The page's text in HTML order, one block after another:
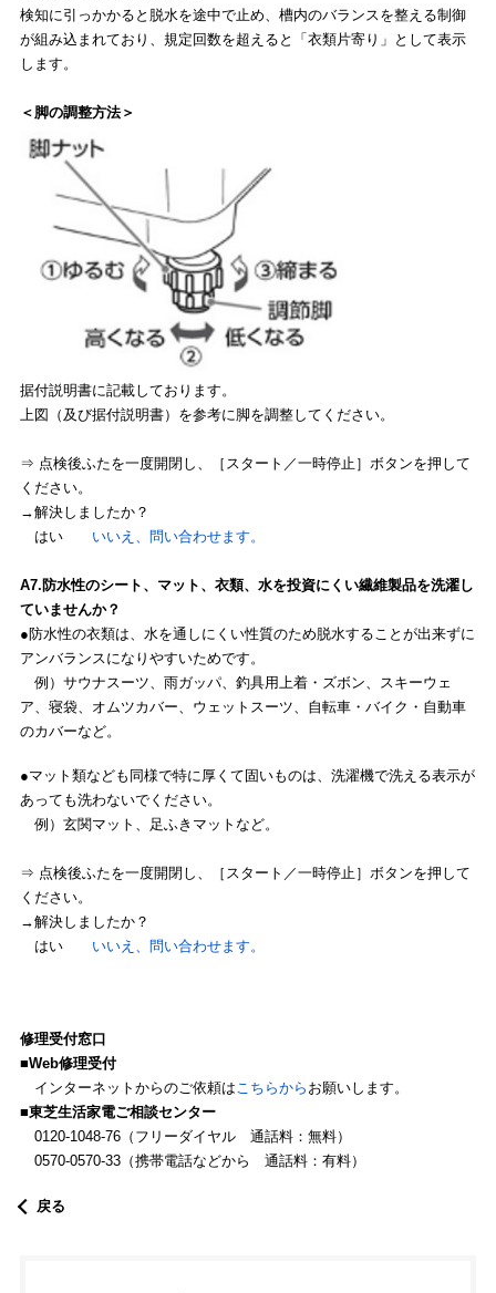
検知に引っかかると脱水を途中で止め、槽内のバランスを整える制御
が組み込まれており、規定回数を超えると「衣類片寄り」として表示
します。
＜脚の調整方法＞
据付説明書に記載しております。
上図（及び据付説明書）を参考に脚を調整してください。
⇒ 点検後ふたを一度開閉し、［スタート／一時停止］ボタンを押して
ください。
→解決しましたか？
はい いいえ、問い合わせます。
A7.防水性のシート、マット、衣類、水を投資にくい繊維製品を洗濯し
ていませんか？
●防水性の衣類は、水を通しにくい性質のため脱水することが出来ずに
アンバランスになりやすいためです。
例）サウナスーツ、雨ガッパ、釣具用上着・ズボン、スキーウェ
ア、寝袋、オムツカバー、ウェットスーツ、自転車・バイク・自動車
のカバーなど。
●マット類なども同様で特に厚くて固いものは、洗濯機で洗える表示が
あっても洗わないでください。
例）玄関マット、足ふきマットなど。
⇒ 点検後ふたを一度開閉し、［スタート／一時停止］ボタンを押して
ください。
→解決しましたか？
はい いいえ、問い合わせます。
修理受付窓口
■Web修理受付
インターネットからのご依頼はこちらから お願いします。
■東芝生活家電ご相談センター
0120-1048-76（フリーダイヤル 通話料：無料）
0570-0570-33（携帯電話などから 通話料：有料）
戻る